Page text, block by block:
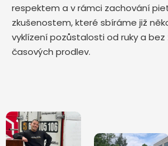
respektem a v rámci zachování
zkušenostem, které sbíráme již
vyklízení pozůstalosti od ruky a
časových prodlev.